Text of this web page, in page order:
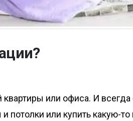
или офиса. И
потолки или купить какую-